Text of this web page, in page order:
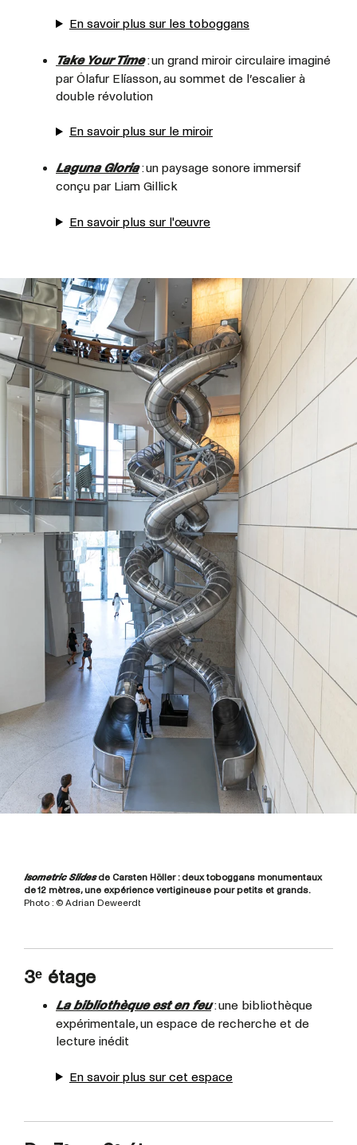
En savoir plus sur les toboggans
Take Your Time: un grand miroir circulaire imaginé
par Ólafur Elíasson, au sommet de l’escalier à
double révolution
En savoir plus sur le miroir
Laguna Gloria: un paysage sonore immersif
conçu par Liam Gillick
En savoir plus sur l'œuvre
Isometric Slidesde Carsten Höller : deux toboggans monumentaux
de 12 mètres, une expérience vertigineuse pour petits et grands.
Photo : © Adrian Deweerdt
3ᵉ étage
La bibliothèque est en feu: une bibliothèque
expérimentale, un espace de recherche et de
lecture inédit
En savoir plus sur cet espace